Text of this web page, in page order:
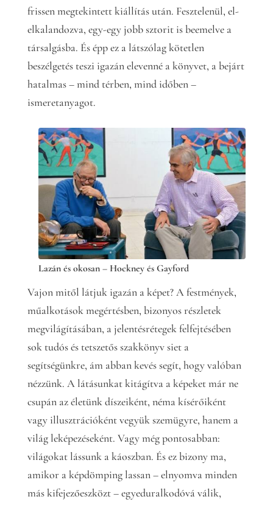
frissen megtekintett kiállítás után. Fesztelenül, el-
elkalandozva, egy-egy jobb sztorit is beemelve a
társalgásba. És épp ez a látszólag kötetlen
beszélgetés teszi igazán elevenné a könyvet, a bejárt
hatalmas – mind térben, mind időben –
ismeretanyagot.
Lazán és okosan – Hockney és Gayford
Vajon mitől látjuk igazán a képet? A festmények,
műalkotások megértésben, bizonyos részletek
megvilágításában, a jelentésrétegek felfejtésében
sok tudós és tetszetős szakkönyv siet a
segítségünkre, ám abban kevés segít, hogy valóban
nézzünk. A látásunkat kitágítva a képeket már ne
csupán az életünk díszeiként, néma kísérőiként
vagy illusztrációként vegyük szemügyre, hanem a
világ leképezéseként. Vagy még pontosabban:
világokat lássunk a káoszban. És ez bizony ma,
amikor a képdömping lassan – elnyomva minden
más kifejezőeszközt – egyeduralkodóvá válik,